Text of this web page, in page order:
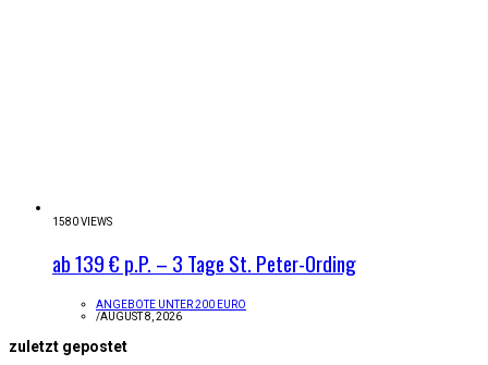
1580 VIEWS
ab 139 € p.P. – 3 Tage St. Peter-Ording
ANGEBOTE UNTER 200 EURO
/AUGUST 8, 2026
zuletzt gepostet